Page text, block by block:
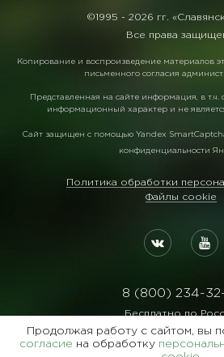
©1995 - 2026 гг.
Все права
Копирование и воспроизведение материалов
письменного согласия
Представленная на сайте информация, в т.ч.
информационный характер и не
Сайт защищен с помощью Yandex
конфиденциальности
Политика обработки
Файлы cookie
8 (800) 234-
Бесплатно по
Реквизиты:
ООО Агентство
Продолжая работу с сайтом, вы
согласие на обработку